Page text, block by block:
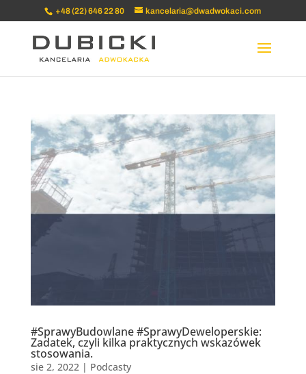
+48 (22) 646 22 80 kancelaria@dwadwokaci.com
#SprawyBudowlane #SprawyDeweloperskie:
Zadatek, czyli kilka praktycznych wskazówek
stosowania.
sie 2, 2022 | Podcasty